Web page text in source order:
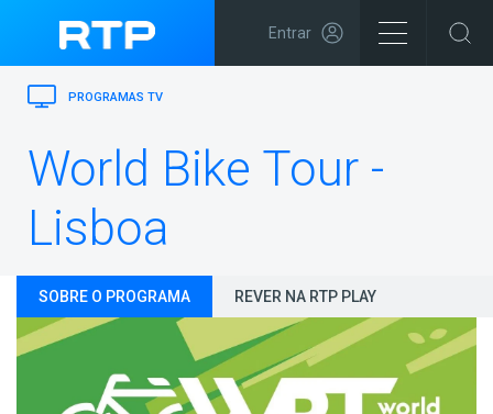
Entrar
PROGRAMAS TV
World Bike Tour -
Lisboa
SOBRE O PROGRAMA REVER NA RTP PLAY